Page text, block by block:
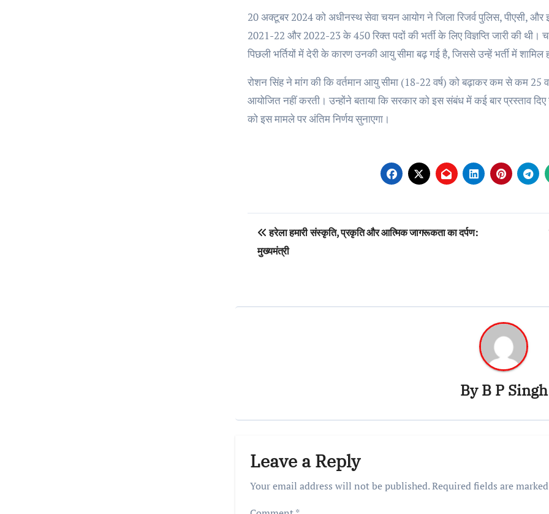
20 अक्टूबर 2024 को अधीनस्थ सेवा चयन आयोग ने जिला रिजर्व पुलिस, पीएसी, और
2021-22 और 2022-23 के 450 रिक्त पदों की भर्ती के लिए विज्ञप्ति जारी की थी।
पिछली भर्तियों में देरी के कारण उनकी आयु सीमा बढ़ गई है, जिससे उन्हें भर्ती में शामिल
रोशन सिंह ने मांग की कि वर्तमान आयु सीमा (18-22 वर्ष) को बढ़ाकर कम से कम 25
आयोजित नहीं करती। उन्होंने बताया कि सरकार को इस संबंध में कई बार प्रस्ताव
को इस मामले पर अंतिम निर्णय सुनाएगा।
Post
navigation
हरेला हमारी संस्कृति, प्रकृति और आत्मिक जागरूकता का दर्पण:
मुख्यमंत्री
ByB P Singh
Leave a Reply
Your email address will not be published.Required fields are